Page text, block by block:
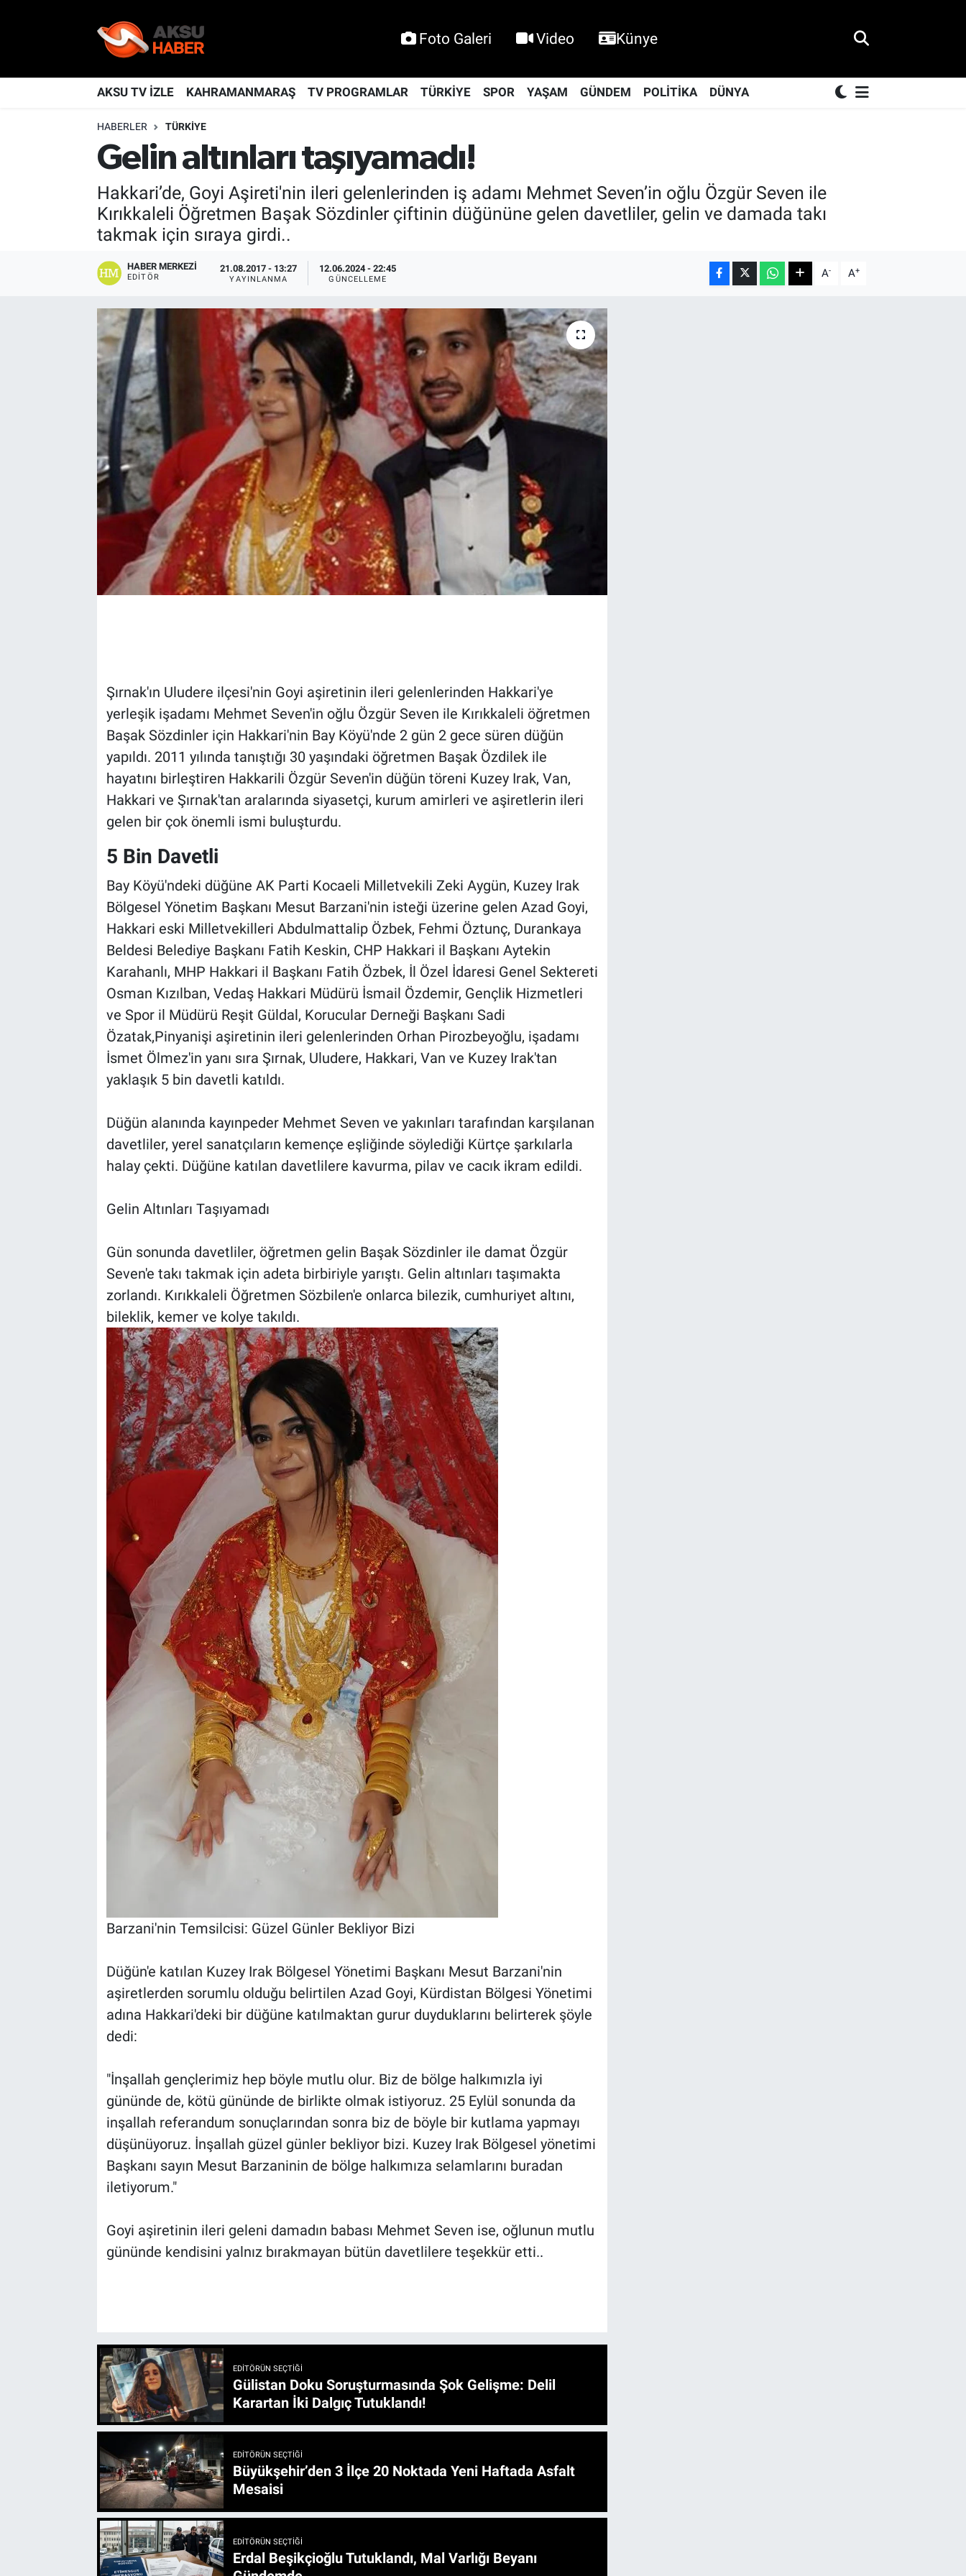
Foto Galeri Video Künye
AKSU TV İZLE KAHRAMANMARAŞ TV PROGRAMLAR TÜRKİYE SPOR YAŞAM GÜNDEM POLİTİKA DÜNYA
HABERLER TÜRKİYE
Gelin altınları taşıyamadı!
Hakkari’de, Goyi Aşireti'nin ileri gelenlerinden iş adamı Mehmet Seven’in oğlu Özgür Seven ile
Kırıkkaleli Öğretmen Başak Sözdinler çiftinin düğününe gelen davetliler, gelin ve damada takı
takmak için sıraya girdi..
HABER MERKEZI
EDITÖR
21.08.2017 - 13:27
YAYINLANMA
12.06.2024 - 22:45
GÜNCELLEME A- A+
Şırnak'ın Uludere ilçesi'nin Goyi aşiretinin ileri gelenlerinden Hakkari'ye
yerleşik işadamı Mehmet Seven'in oğlu Özgür Seven ile Kırıkkaleli öğretmen
Başak Sözdinler için Hakkari'nin Bay Köyü'nde 2 gün 2 gece süren düğün
yapıldı. 2011 yılında tanıştığı 30 yaşındaki öğretmen Başak Özdilek ile
hayatını birleştiren Hakkarili Özgür Seven'in düğün töreni Kuzey Irak, Van,
Hakkari ve Şırnak'tan aralarında siyasetçi, kurum amirleri ve aşiretlerin ileri
gelen bir çok önemli ismi buluşturdu.
5 Bin Davetli
Bay Köyü'ndeki düğüne AK Parti Kocaeli Milletvekili Zeki Aygün, Kuzey Irak
Bölgesel Yönetim Başkanı Mesut Barzani'nin isteği üzerine gelen Azad Goyi,
Hakkari eski Milletvekilleri Abdulmattalip Özbek, Fehmi Öztunç, Durankaya
Beldesi Belediye Başkanı Fatih Keskin, CHP Hakkari il Başkanı Aytekin
Karahanlı, MHP Hakkari il Başkanı Fatih Özbek, İl Özel İdaresi Genel Sektereti
Osman Kızılban, Vedaş Hakkari Müdürü İsmail Özdemir, Gençlik Hizmetleri
ve Spor il Müdürü Reşit Güldal, Korucular Derneği Başkanı Sadi
Özatak,Pinyanişi aşiretinin ileri gelenlerinden Orhan Pirozbeyoğlu, işadamı
İsmet Ölmez'in yanı sıra Şırnak, Uludere, Hakkari, Van ve Kuzey Irak'tan
yaklaşık 5 bin davetli katıldı.
Düğün alanında kayınpeder Mehmet Seven ve yakınları tarafından karşılanan
davetliler, yerel sanatçıların kemençe eşliğinde söylediği Kürtçe şarkılarla
halay çekti. Düğüne katılan davetlilere kavurma, pilav ve cacık ikram edildi.
Gelin Altınları Taşıyamadı
Gün sonunda davetliler, öğretmen gelin Başak Sözdinler ile damat Özgür
Seven'e takı takmak için adeta birbiriyle yarıştı. Gelin altınları taşımakta
zorlandı. Kırıkkaleli Öğretmen Sözbilen'e onlarca bilezik, cumhuriyet altını,
bileklik, kemer ve kolye takıldı.
Barzani'nin Temsilcisi: Güzel Günler Bekliyor Bizi
Düğün'e katılan Kuzey Irak Bölgesel Yönetimi Başkanı Mesut Barzani'nin
aşiretlerden sorumlu olduğu belirtilen Azad Goyi, Kürdistan Bölgesi Yönetimi
adına Hakkari'deki bir düğüne katılmaktan gurur duyduklarını belirterek şöyle
dedi:
"İnşallah gençlerimiz hep böyle mutlu olur. Biz de bölge halkımızla iyi
gününde de, kötü gününde de birlikte olmak istiyoruz. 25 Eylül sonunda da
inşallah referandum sonuçlarından sonra biz de böyle bir kutlama yapmayı
düşünüyoruz. İnşallah güzel günler bekliyor bizi. Kuzey Irak Bölgesel yönetimi
Başkanı sayın Mesut Barzaninin de bölge halkımıza selamlarını buradan
iletiyorum."
Goyi aşiretinin ileri geleni damadın babası Mehmet Seven ise, oğlunun mutlu
gününde kendisini yalnız bırakmayan bütün davetlilere teşekkür etti..
EDITÖRÜN SEÇTIĞI
Gülistan Doku Soruşturmasında Şok Gelişme: Delil
Karartan İki Dalgıç Tutuklandı!
EDITÖRÜN SEÇTIĞI
Büyükşehir’den 3 İlçe 20 Noktada Yeni Haftada Asfalt
Mesaisi
EDITÖRÜN SEÇTIĞI
Erdal Beşikçioğlu Tutuklandı, Mal Varlığı Beyanı
KAHRAMANMARAŞ
KÜLTÜR-SANAT
Nöbetçi Eczaneler
Hava Durumu
Kahramanmaraş Namaz Vakitleri
Trafik Durumu
TFF 2.Lig Kırmızı Grup Puan Durumu ve Fikstür
Tüm Manşetler
Son Dakika Haberleri
Haber Arşivi